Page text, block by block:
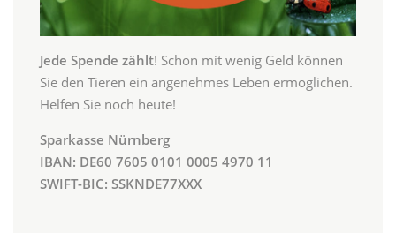
Jede Spende zählt! Schon mit wenig Geld können
Sie den Tieren ein angenehmes Leben ermöglichen.
Helfen Sie noch heute!
Sparkasse Nürnberg
IBAN: DE60 7605 0101 0005 4970 11
SWIFT-BIC: SSKNDE77XXX